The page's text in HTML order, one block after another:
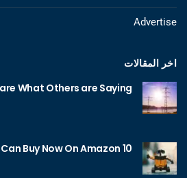
Advertise
اخر المقالات
What Others are Saying
10 Amazing Gadgets You Can Buy Now On Amazon